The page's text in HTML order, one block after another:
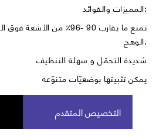
المميزات والفوائد:
تمنع ما يقارب 90 -96٪ من
الوهج.
شديدة التحمّل و سهلة التنظيف
يمكن تثبيتها بوضعيّات متنوّعة
التخصيص المتقدم